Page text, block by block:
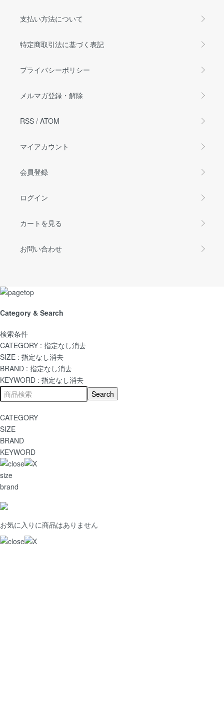
支払い方法について
特定商取引法に基づく表記
プライバシーポリシー
メルマガ登録・解除
RSS / ATOM
マイアカウント
会員登録
ログイン
カートを見る
お問い合わせ
Category & Search
検索条件
CATEGORY : 指定なし消去
SIZE : 指定なし消去
BRAND : 指定なし消去
KEYWORD : 指定なし消去
CATEGORY
SIZE
BRAND
KEYWORD
size
brand
お気に入りに商品はありません